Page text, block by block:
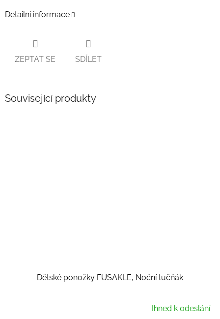
Detailní informace
ZEPTAT SE SDÍLET
Související produkty
Dětské ponožky FUSAKLE, Noční tučňák
Ihned k odeslání